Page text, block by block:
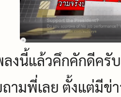
งนี้แล้วคึกคักดีครั
ามพี่เลย ตั้งแต่มีข่